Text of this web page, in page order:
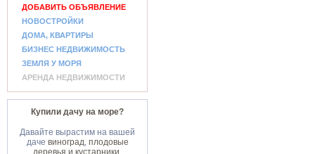
ДОБАВИТЬ ОБЪЯВЛЕНИЕ
НОВОСТРОЙКИ
ДОМА, КВАРТИРЫ
БИЗНЕС НЕДВИЖИМОСТЬ
ЗЕМЛЯ У МОРЯ
АРЕНДА НЕДВИЖИМОСТИ
Купили дачу на море?
Давайте вырастим на вашей
даче виноград, плодовые
деревья и кустарники